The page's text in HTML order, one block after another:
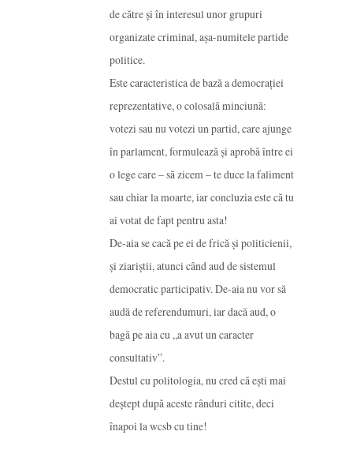
de către și în interesul unor grupuri
organizate criminal, așa-numitele partide
politice.
Este caracteristica de bază a democrației
reprezentative, o colosală minciună:
votezi sau nu votezi un partid, care ajunge
în parlament, formulează și aprobă între ei
o lege care – să zicem – te duce la faliment
sau chiar la moarte, iar concluzia este că tu
ai votat de fapt pentru asta!
De-aia se cacă pe ei de frică și politicienii,
și ziariștii, atunci când aud de sistemul
democratic participativ. De-aia nu vor să
audă de referendumuri, iar dacă aud, o
bagă pe aia cu „a avut un caracter
consultativ”.
Destul cu politologia, nu cred că ești mai
deștept după aceste rânduri citite, deci
înapoi la wcsb cu tine!